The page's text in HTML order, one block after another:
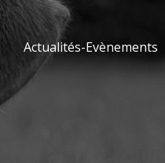
Actualités-Evènements